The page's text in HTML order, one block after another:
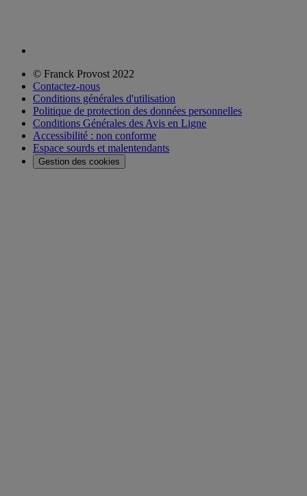
© Franck Provost 2022
Contactez-nous
Conditions générales d'utilisation
Politique de protection des données personnelles
Conditions Générales des Avis en Ligne
Accessibilité : non conforme
Espace sourds et malentendants
Gestion des cookies